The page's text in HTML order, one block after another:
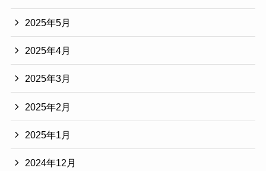
2025年5月
2025年4月
2025年3月
2025年2月
2025年1月
2024年12月